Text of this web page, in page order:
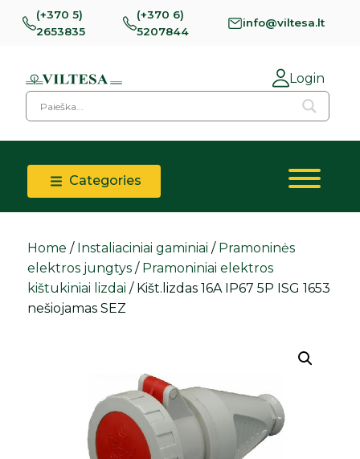
(+370 5)
2653835
(+370 6)
5207844
info@viltesa.lt
Login
Categories
Home / Instaliaciniai gaminiai / Pramoninės
elektros jungtys / Pramoniniai elektros
kištukiniai lizdai / Kišt.lizdas 16A IP67 5P ISG 1653
nešiojamas SEZ